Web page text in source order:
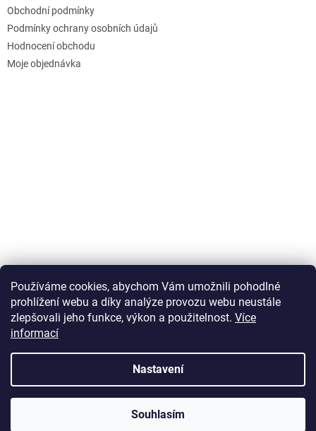
Používáme cookies, abychom Vám umožnili pohodlné
prohlížení webu a díky analýze provozu webu neustále
zlepšovali jeho funkce, výkon a použitelnost. Více
informací
Nastavení
Souhlasím
Obchodní podmínky
Podmínky ochrany osobních údajů
Hodnocení obchodu
Moje objednávka
Upravit nastavení cookies